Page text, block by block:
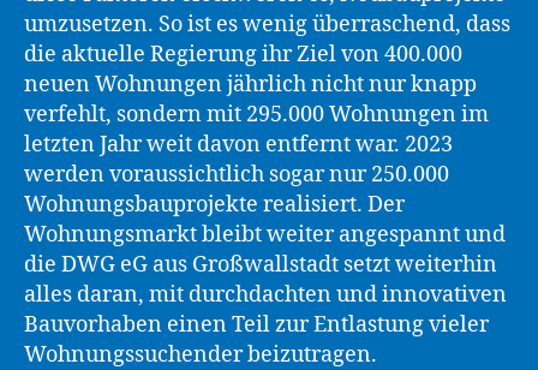
umzusetzen. So ist es wenig überraschend, dass
die aktuelle Regierung ihr Ziel von 400.000
neuen Wohnungen jährlich nicht nur knapp
verfehlt, sondern mit 295.000 Wohnungen im
letzten Jahr weit davon entfernt war. 2023
werden voraussichtlich sogar nur 250.000
Wohnungsbauprojekte realisiert. Der
Wohnungsmarkt bleibt weiter angespannt und
die DWG eG aus Großwallstadt setzt weiterhin
alles daran, mit durchdachten und innovativen
Bauvorhaben einen Teil zur Entlastung vieler
Wohnungssuchender beizutragen.